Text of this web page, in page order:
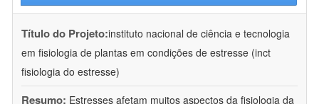
Título do Projeto:instituto nacional de ciência e tecnologia
em fisiologia de plantas em condições de estresse (inct
fisiologia do estresse)
Resumo: Estresses afetam muitos aspectos da fisiologia da